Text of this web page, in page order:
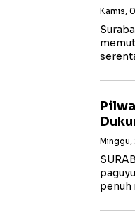
Kamis,
Minggu,
penuh